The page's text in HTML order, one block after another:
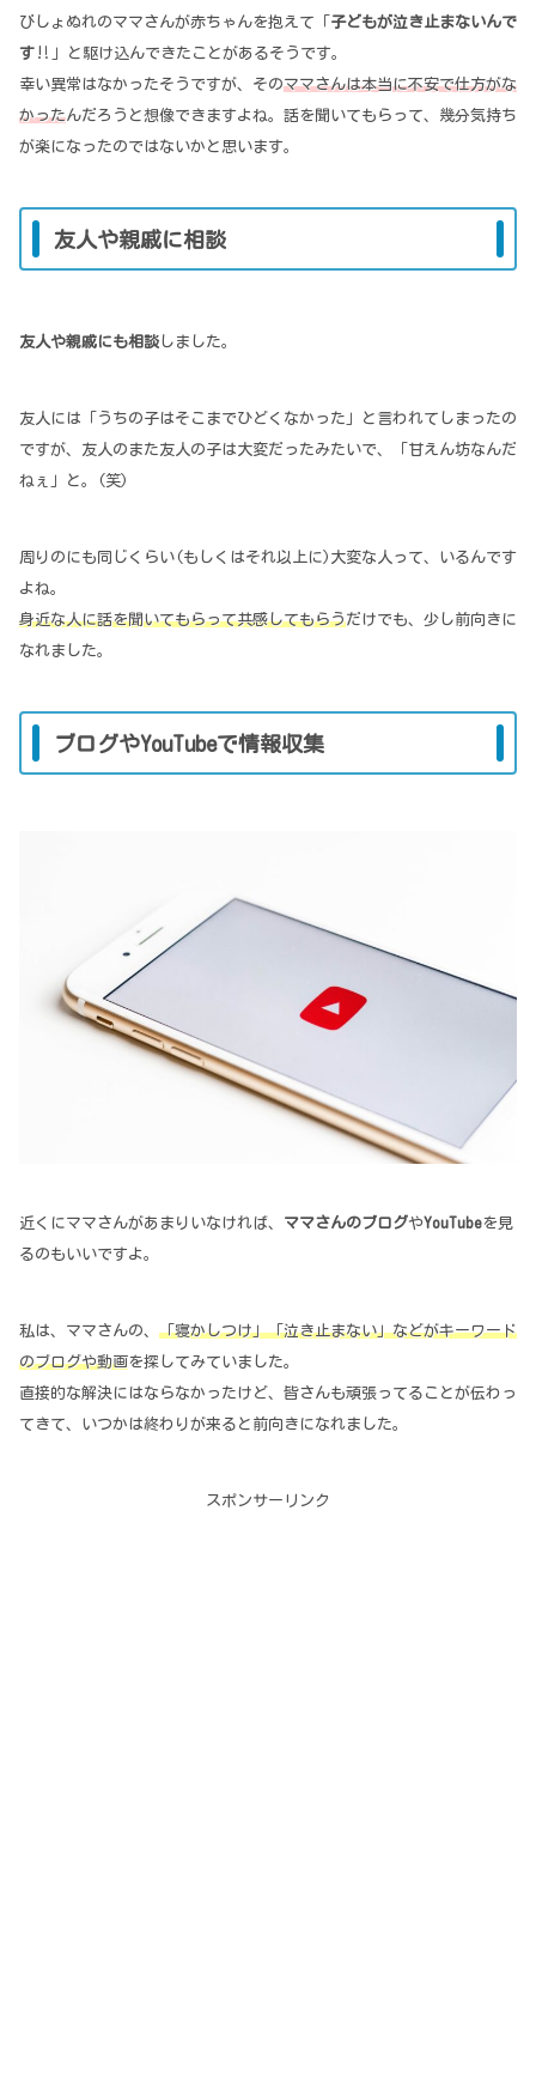
びしょぬれのママさんが赤ちゃんを抱えて「 子どもが泣き止まないんで
す ‼」と駆け込んできたことがあるそうです。
幸い異常はなかったそうですが、そのママさんは本当に不安で仕方がな
かったんだろうと想像できますよね。話を聞いてもらって、幾分気持ち
が楽になったのではないかと思います。
友人や親戚に相談
友人や親戚にも相談しました。
友人には「うちの子はそこまでひどくなかった」と言われてしまったの
ですが、友人のまた友人の子は大変だったみたいで、「甘えん坊なんだ
ねぇ」と。(笑)
周りのにも同じくらい(もしくはそれ以上に)大変な人って、いるんです
よね。
身近な人に話を聞いてもらって共感してもらうだけでも、少し前向きに
なれました。
ブログやYouTubeで情報収集
近くにママさんがあまりいなければ、 ママさんのブログやYouTubeを見
るのもいいですよ。
私は、ママさんの、 「寝かしつけ」「泣き止まない」などがキーワード
のブログや動画を探してみていました。
直接的な解決にはならなかったけど、皆さんも頑張ってることが伝わっ
てきて、いつかは終わりが来ると前向きになれました。
スポンサーリンク